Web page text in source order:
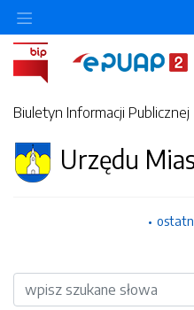
Biuletyn Informacji Publicznej
Urzędu
Wyszukiwarka